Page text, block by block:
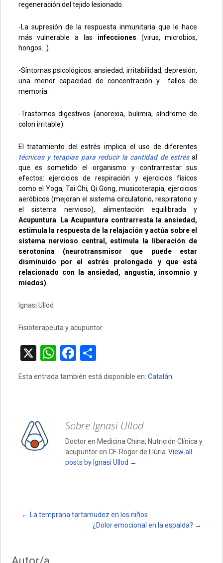
regeneración del tejido lesionado.
-La supresión de la respuesta inmunitaria que le hace
más vulnerable a las infecciones (virus, microbios,
hongos…).
-Síntomas psicológicos: ansiedad, irritabilidad, depresión,
una menor capacidad de concentración y fallos de
memoria.
-Trastornos digestivos (anorexia, bulimia, síndrome de
colon irritable).
El tratamiento del estrés implica el uso de diferentes
técnicas y terapias para reducir la cantidad de estrés al
que es sometido el organismo y contrarrestar sus
efectos: ejercicios de respiración y ejercicios físicos
como el Yoga, Tai Chi, Qi Gong, musicoterapia, ejercicios
aeróbicos (mejoran el sistema circulatorio, respiratorio y
el sistema nervioso), alimentación equilibrada y
Acupuntura
La Acupuntura contrarresta la ansiedad,
estimula la respuesta de la relajación y actúa sobre el
sistema nervioso central, estimula la liberación de
serotonina (neurotransmisor que puede estar
disminuido por el estrés prolongado y que está
relacionado con la ansiedad, angustia, insomnio y
miedos)
Ignasi Ullod
Fisioterapeuta y acupuntor
X W
h
at
F
a
ce
o
o
k
C
o
m
tir
Esta entrada también está disponible en: Catalán
Sobre Ignasi Ullod
Doctor en Medicina China, Nutrición Clínica y
acupuntor en CF-Roger de Llúria View all
posts by Ignasi Ullod →
Post
navigation
← La temprana tartamudez en los niños
¿Dolor emocional en la espalda? →